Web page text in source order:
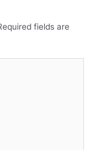
fields are